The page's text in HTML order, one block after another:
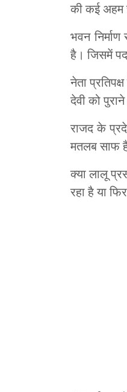
की कई अहम
भवन
है। जिसमें
नेता
देवी को
राजद के
मतलब साफ
क्या लालू
रहा है या